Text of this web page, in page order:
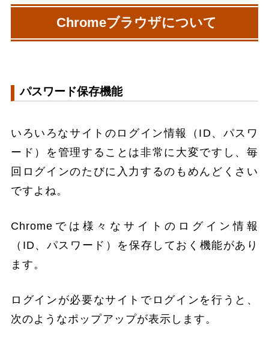
Chromeブラウザについて
パスワード保存機能
いろいろなサイトのログイン情報（ID、パスワ
ード）を管理することは非常に大変ですし、毎
回ログインのたびに入力するのもめんどくさい
ですよね。
Chromeでは様々なサイトのログイン情報
（ID、パスワード）を保存しておく機能があり
ます。
ログインが必要なサイトでログインを行うと、
次のようなポップアップが表示します。